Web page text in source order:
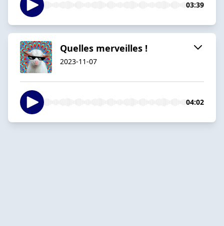
03:39
Quelles merveilles !
2023-11-07
04:02